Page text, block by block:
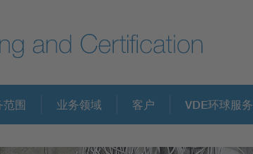
范围 业务领域 客户 VDE环球服务